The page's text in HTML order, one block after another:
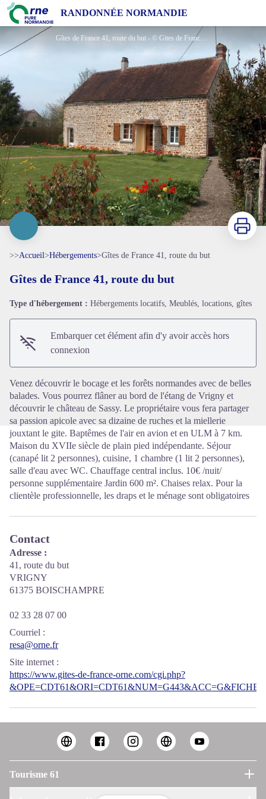
RANDONNÉE NORMANDIE
Gîtes de France 41, route du but
Gîtes de France 41, route du but - © Gites de France Orne
Voir l'image en plein écran
Imprimer
>>Accueil>Hébergements>Gîtes de France 41, route du but
Gîtes de France 41, route du but
Type d'hébergement : Hébergements locatifs, Meublés, locations, gîtes
Embarquer cet élément afin d'y avoir accès hors
connexion
Venez découvrir le bocage et les forêts normandes avec de belles
balades. Vous pourrez flâner au bord de l'étang de Vrigny et
découvrir le château de Sassy. Le propriétaire vous fera partager
sa passion apicole avec sa dizaine de ruches et la miellerie
jouxtant le gite. Baptêmes de l'air en avion et en ULM à 7 km.
Maison du XVIIe siècle de plain pied indépendante. Séjour
(canapé lit 2 personnes), cuisine, 1 chambre (1 lit 2 personnes),
salle d'eau avec WC. Chauffage central inclus. 10€ /nuit/
personne supplémentaire Jardin 600 m². Chaises relax. Pour la
clientèle professionnelle, les draps et le ménage sont obligatoires
Contact
Adresse :
41, route du but
VRIGNY
61375 BOISCHAMPRE
02 33 28 07 00
Courriel :
resa@orne.fr
Site internet :
https://www.gites-de-france-orne.com/cgi.php?
Tourisme 61